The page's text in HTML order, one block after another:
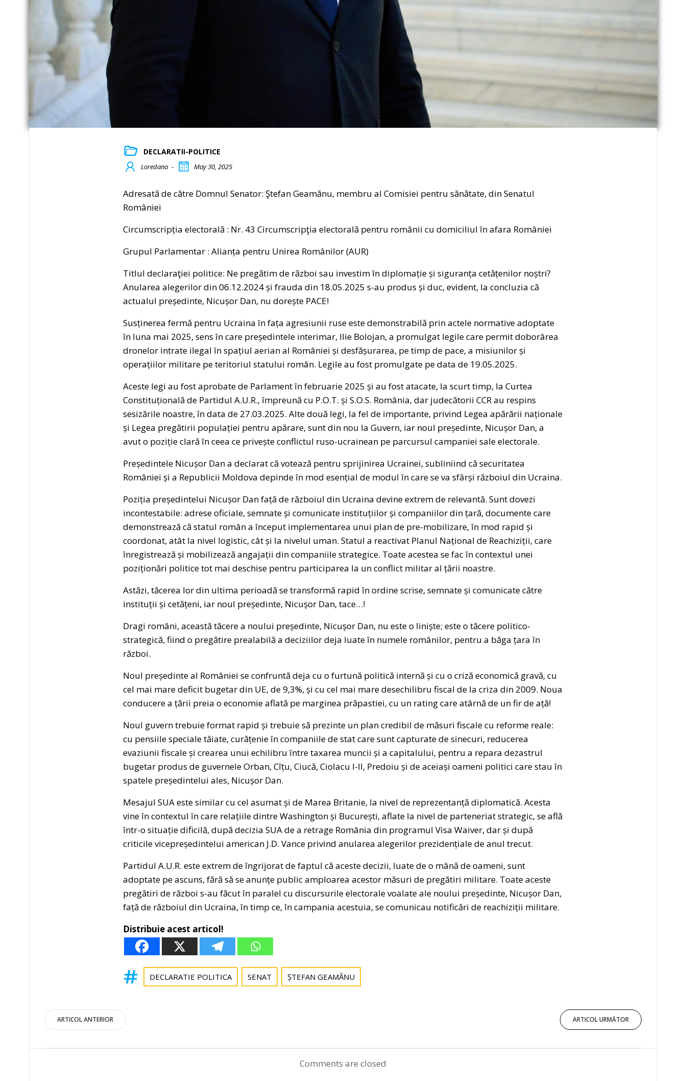
DECLARATII-POLITICE
Loredana - May 30, 2025
Adresată de către Domnul Senator: Ştefan Geamănu, membru al Comisiei pentru sănătate, din Senatul
României
Circumscripția electorală : Nr. 43 Circumscripţia electorală pentru românii cu domiciliul în afara României
Grupul Parlamentar : Alianța pentru Unirea Românilor (AUR)
Titlul declaraţiei politice: Ne pregătim de război sau investim în diplomație și siguranța cetățenilor noștri?
Anularea alegerilor din 06.12.2024 și frauda din 18.05.2025 s-au produs și duc, evident, la concluzia că
actualul președinte, Nicușor Dan, nu dorește PACE!
Susținerea fermă pentru Ucraina în fața agresiunii ruse este demonstrabilă prin actele normative adoptate
în luna mai 2025, sens în care președintele interimar, Ilie Bolojan, a promulgat legile care permit doborârea
dronelor intrate ilegal în spațiul aerian al României și desfășurarea, pe timp de pace, a misiunilor și
operațiilor militare pe teritoriul statului român. Legile au fost promulgate pe data de 19.05.2025.
Aceste legi au fost aprobate de Parlament în februarie 2025 și au fost atacate, la scurt timp, la Curtea
Constituțională de Partidul A.U.R., împreună cu P.O.T. și S.O.S. România, dar judecătorii CCR au respins
sesizările noastre, în data de 27.03.2025. Alte două legi, la fel de importante, privind Legea apărării naționale
și Legea pregătirii populației pentru apărare, sunt din nou la Guvern, iar noul președinte, Nicușor Dan, a
avut o poziție clară în ceea ce privește conflictul ruso-ucrainean pe parcursul campaniei sale electorale.
Președintele Nicușor Dan a declarat că votează pentru sprijinirea Ucrainei, subliniind că securitatea
României și a Republicii Moldova depinde în mod esențial de modul în care se va sfârși războiul din Ucraina.
Poziția președintelui Nicușor Dan față de războiul din Ucraina devine extrem de relevantă. Sunt dovezi
incontestabile: adrese oficiale, semnate și comunicate instituțiilor și companiilor din țară, documente care
demonstrează că statul român a început implementarea unui plan de pre-mobilizare, în mod rapid și
coordonat, atât la nivel logistic, cât și la nivelul uman. Statul a reactivat Planul Național de Reachiziții, care
înregistrează și mobilizează angajații din companiile strategice. Toate acestea se fac în contextul unei
poziționări politice tot mai deschise pentru participarea la un conflict militar al țării noastre.
Astăzi, tăcerea lor din ultima perioadă se transformă rapid în ordine scrise, semnate și comunicate către
instituții și cetățeni, iar noul președinte, Nicușor Dan, tace…!
Dragi români, această tăcere a noului președinte, Nicușor Dan, nu este o liniște; este o tăcere politico-
strategică, fiind o pregătire prealabilă a deciziilor deja luate în numele românilor, pentru a băga țara în
război.
Noul președinte al României se confruntă deja cu o furtună politică internă și cu o criză economică gravă, cu
cel mai mare deficit bugetar din UE, de 9,3%, și cu cel mai mare dese­chilibru fiscal de la criza din 2009. Noua
conducere a țării preia o economie aflată pe marginea prăpastiei, cu un rating care atârnă de un fir de ață!
Noul guvern trebuie format rapid și trebuie să prezinte un plan credibil de măsuri fiscale cu reforme reale:
cu pensiile speciale tăiate, curățenie în companiile de stat care sunt capturate de sinecuri, reducerea
evaziunii fiscale și crearea unui echilibru între taxarea muncii și a capitalului, pentru a repara dezastrul
bugetar produs de guvernele Orban, Cîțu, Ciucă, Ciolacu I-II, Predoiu și de aceiași oameni politici care stau în
spatele președintelui ales, Nicușor Dan.
Mesajul SUA este similar cu cel asumat și de Marea Britanie, la nivel de reprezentanță diplomatică. Acesta
vine în contextul în care relațiile dintre Washington și București, aflate la nivel de parteneriat strategic, se află
într-o situație dificilă, după decizia SUA de a retrage România din programul Visa Waiver, dar și după
criticile vicepreședintelui american J.D. Vance privind anularea alegerilor prezidențiale de anul trecut.
Partidul A.U.R. este extrem de îngrijorat de faptul că aceste decizii, luate de o mână de oameni, sunt
adoptate pe ascuns, fără să se anunțe public amploarea acestor măsuri de pregătiri militare. Toate aceste
pregătiri de război s-au făcut în paralel cu discursurile electorale voalate ale noului președinte, Nicușor Dan,
față de războiul din Ucraina, în timp ce, în campania acestuia, se comunicau notificări de reachiziții militare.
Distribuie acest articol!
DECLARATIE POLITICA SENAT ȘTEFAN GEAMĂNU
Post
navigation
ARTICOL ANTERIOR
navigation
ARTICOL URMĂTOR
Comments are closed